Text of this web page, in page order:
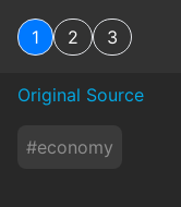
1 2 3
Original Source
#economy